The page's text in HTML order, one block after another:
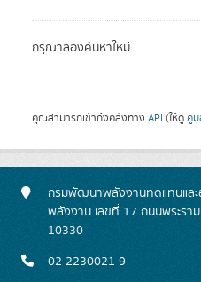
กรุณาลองค้นหาใหม่
คุณสามารถเข้าถึงคลังทาง API (ให้ดู คู่
กรมพัฒนาพลังงานทดแทนแล
พลังงาน เลขที่ 17 ถนนพระรา
10330
02-2230021-9